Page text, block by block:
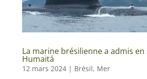
La marine brésilienne a admis en
Humaitá
12 mars 2024| Brésil, Mer